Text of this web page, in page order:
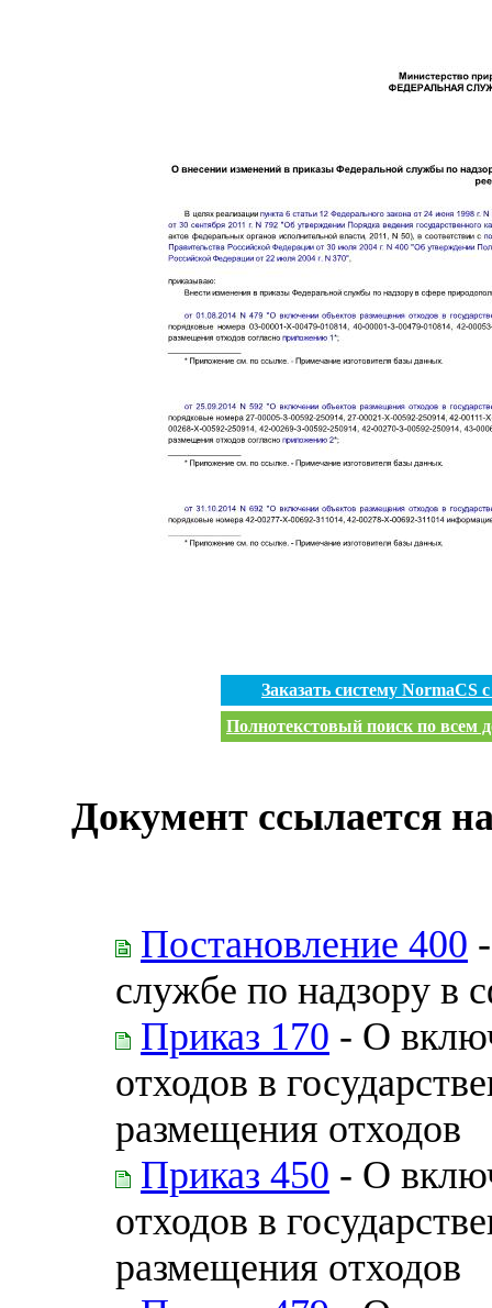
Заказать систему
Полнотекстовый поиск по всем
Документ ссылается
Постановление 400
службе по надзору в
Приказ 170 - О
отходов в
размещения отходов
Приказ 450 - О
отходов в
размещения отходов